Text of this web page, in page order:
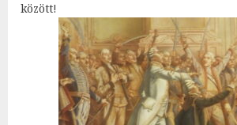
között!